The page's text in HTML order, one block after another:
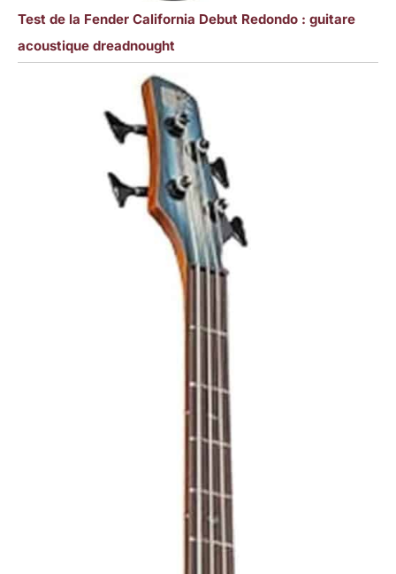
Test de la Fender California Debut Redondo : guitare
acoustique dreadnought